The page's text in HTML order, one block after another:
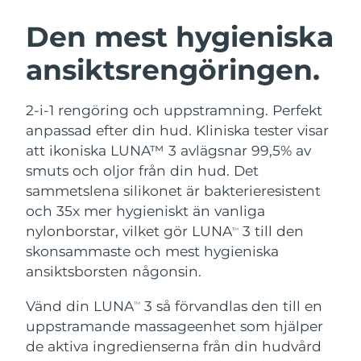
Den mest hygieniska
ansiktsrengöringen.
2-i-1 rengöring och uppstramning. Perfekt
anpassad efter din hud. Kliniska tester visar
att ikoniska LUNA™ 3 avlägsnar 99,5% av
smuts och oljor från din hud. Det
sammetslena silikonet är bakterieresistent
och 35x mer hygieniskt än vanliga
nylonborstar, vilket gör LUNATM
3 till den
skonsammaste och mest hygieniska
ansiktsborsten någonsin.
Vänd din LUNATM
3 så förvandlas den till en
uppstramande massageenhet som hjälper
de aktiva ingredienserna från din hudvård
LUNA™ 4-paket
Anti-aging massage
LUNA™ 4 Plus
Massage, LED heating
For men, anti-aging massage
BEAR™ 2-paket
Microcurrent toning
BEAR™ 2 go
Microcurrent toning on-the-go
Microcurrent line smoothing device
Återfuktning
UFO™ 3-paket
Deep facial hydration
UFO™ 3 LED
Near-infrared and red light therapy
device
Munvård
issa™ 4
Hybrid silicone sonic toothbrush
issa™ 4 plus
Smart hybrid silicone sonic toothbrush
FAQ™ ANTI-AGING-BEHANDLING
Anti-aging LED-behandlingar
NEW
Österrike Förväntad leverans 8/8/26
Bahrain Förväntad leverans8/9/26
Belgien
Bermuda Förväntad leverans 8/14/26
Bosnien och
Hercegovina
Förväntad leverans 8/11/26
Brunei Förväntad leverans8/13/26
Bulgarien
Kanada Förväntad leverans 8/12/26
Chile Förväntad leverans8/12/26